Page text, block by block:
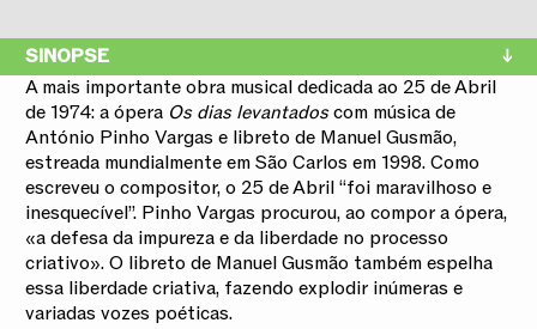
SINOPSE
A mais importante obra musical dedicada ao 25 de Abril
de 1974: a ópera Os dias levantadoscom música de
António Pinho Vargas e libreto de Manuel Gusmão,
estreada mundialmente em São Carlos em 1998. Como
escreveu o compositor, o 25 de Abril “foi maravilhoso e
inesquecível”. Pinho Vargas procurou, ao compor a ópera,
«a defesa da impureza e da liberdade no processo
criativo». O libreto de Manuel Gusmão também espelha
essa liberdade criativa, fazendo explodir inúmeras e
variadas vozes poéticas.